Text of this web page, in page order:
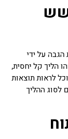
על ידי
הליך קל יחסית,
לפני שתוכל לראות תוצאות
לסוג ההליך